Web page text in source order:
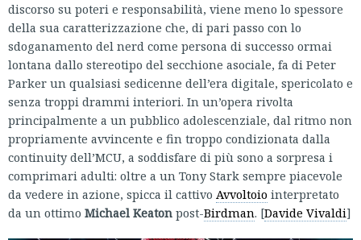
discorso su poteri e responsabilità, viene meno lo spessore
della sua caratterizzazione che, di pari passo con lo
sdoganamento del nerd come persona di successo ormai
lontana dallo stereotipo del secchione asociale, fa di Peter
Parker un qualsiasi sedicenne dell’era digitale, spericolato e
senza troppi drammi interiori. In un’opera rivolta
principalmente a un pubblico adolescenziale, dal ritmo non
propriamente avvincente e fin troppo condizionata dalla
continuity dell’MCU, a soddisfare di più sono a sorpresa i
comprimari adulti: oltre a un Tony Stark sempre piacevole
da vedere in azione, spicca il cattivo Avvoltoio interpretato
da un ottimo Michael Keaton post-Birdman. [Davide Vivaldi]